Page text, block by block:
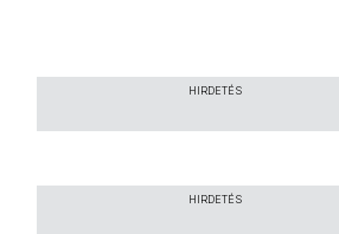
HIRDETÉS
HIRDETÉS